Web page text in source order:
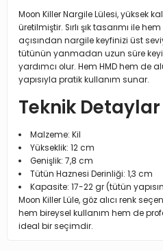
Moon Killer Nargile Lülesi, yüksek
üretilmiştir. Sırlı şık tasarımı ile
açısından nargile keyfinizi üst
tütünün yanmadan uzun süre
yardımcı olur. Hem HMD hem de
yapısıyla pratik kullanım sunar.
Teknik Detaylar
Malzeme: Kil
Yükseklik: 12 cm
Genişlik: 7,8 cm
Tütün Haznesi Derinliği: 1,3 cm
Kapasite: 17-22 gr (tütün
Moon Killer Lüle, göz alıcı renk
hem bireysel kullanım hem de
ideal bir seçimdir.